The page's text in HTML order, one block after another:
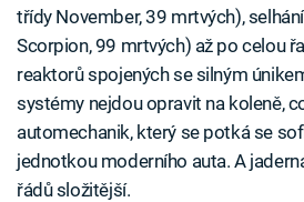
třídy November, 39 mrtvých),
Scorpion, 99 mrtvých) až po celou
reaktorů spojených se silným
systémy nejdou opravit na koleně,
automechanik, který se potká se
jednotkou moderního auta. A
řádů složitější.